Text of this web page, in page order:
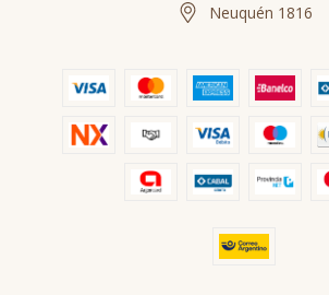
Neuquén 1816